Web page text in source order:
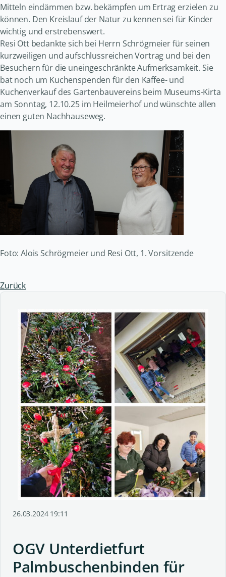
Mitteln eindämmen bzw. bekämpfen um Ertrag erzielen zu
können. Den Kreislauf der Natur zu kennen sei für Kinder
wichtig und erstrebenswert.
Resi Ott bedankte sich bei Herrn Schrögmeier für seinen
kurzweiligen und aufschlussreichen Vortrag und bei den
Besuchern für die uneingeschränkte Aufmerksamkeit. Sie
bat noch um Kuchenspenden für den Kaffee- und
Kuchenverkauf des Gartenbauvereins beim Museums-Kirta
am Sonntag, 12.10.25 im Heilmeierhof und wünschte allen
einen guten Nachhauseweg.
Foto: Alois Schrögmeier und Resi Ott, 1. Vorsitzende
Zurück
26.03.2024 19:11
OGV Unterdietfurt
Palmbuschenbinden für